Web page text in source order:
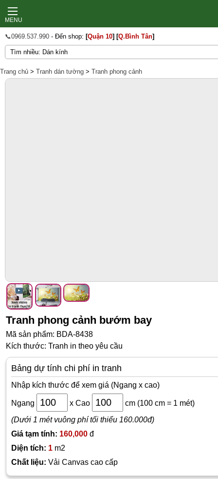
MENU
📞0969.537.990 - Đến shop: [Quận 10] [Q.Bình Tân]
Trang chủ > Tranh dán tường > Tranh phong cảnh
Tranh phong cảnh bướm bay
Mã sản phẩm: BDA-8438
Kích thước: Tranh in theo yêu cầu
Bảng dự tính chi phí in tranh
Nhập kích thước để xem giá (Ngang x cao)
Ngang x Cao cm (100 cm = 1 mét)
(Dưới 1 mét vuông phí tối thiểu 160.000đ)
Giá tạm tính: 160,000 đ
Diện tích: 1 m2
Chất liệu: Vải Canvas cao cấp